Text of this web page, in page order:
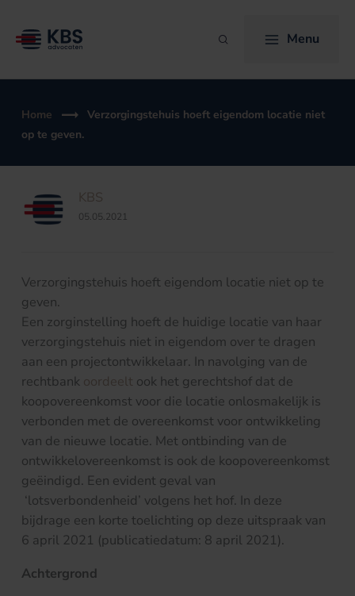
naar
Zoeken Menu
Home
Verzorgingstehuis hoeft eigendom locatie niet
op te geven.
KBS
05.05.2021
Verzorgingstehuis hoeft eigendom locatie niet op te
geven.
Een zorginstelling hoeft de huidige locatie van haar
verzorgingstehuis niet in eigendom over te dragen
aan een projectontwikkelaar. In navolging van de
rechtbank oordeelt ook het gerechtshof dat de
koopovereenkomst voor die locatie onlosmakelijk is
verbonden met de overeenkomst voor ontwikkeling
van de nieuwe locatie. Met ontbinding van de
ontwikkelovereenkomst is ook de koopovereenkomst
geëindigd. Een evident geval van
‘lotsverbondenheid’ volgens het hof. In deze
bijdrage een korte toelichting op deze uitspraak van
6 april 2021 (publicatiedatum: 8 april 2021).
Achtergrond